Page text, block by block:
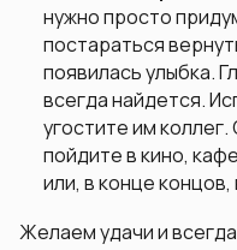
нужно просто
постараться
появилась улыбка.
всегда найдется.
угостите им
пойдите в кино,
или, в конце концов,
Желаем удачи и